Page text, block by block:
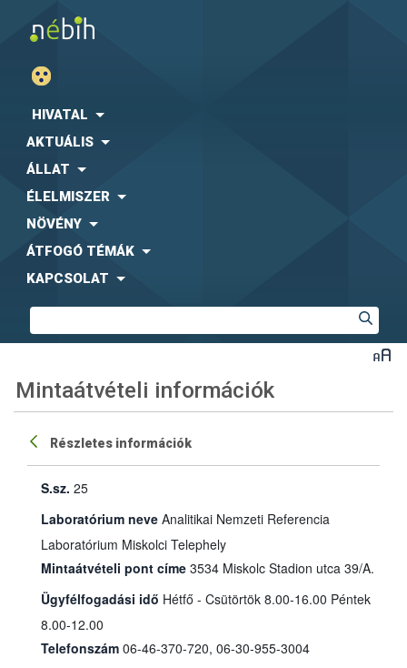
HIVATAL
AKTUÁLIS
ÁLLAT
ÉLELMISZER
NÖVÉNY
ÁTFOGÓ TÉMÁK
KAPCSOLAT
Mintaátvételi információk
Részletes információk
S.sz. 25
Laboratórium neve
Laboratórium Miskolci Telephely
Mintaátvételi pont címe 3534 Miskolc Stadion utca 39/A.
Ügyfélfogadási idő
8.00-12.00
Telefonszám 06-46-370-720, 06-30-955-3004